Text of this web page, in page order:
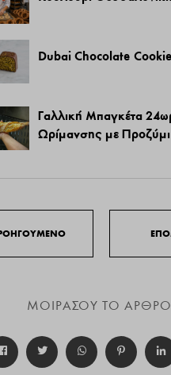
Dubai Chocolate
Γαλλική Μπαγκέτα
Ωρίμανσης με Προζύμι
ΜΟΙΡΑΣΟΥ ΤΟ